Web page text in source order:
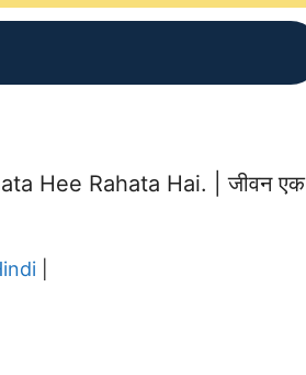
Hee Rahata Hai. | जीवन एक